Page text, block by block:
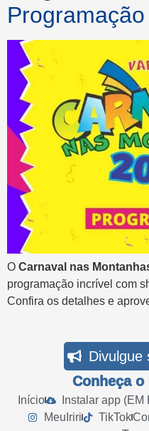
O Carnaval nas
programação incrível com
Confira os detalhes e
Divulgue
Conheça o
Início Instalar app (EM
MeuIriri
TikTok